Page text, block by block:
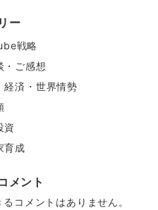
ー
戦略
・ご感想
経済・世界情勢
資
育成
メント
コメントはありません。